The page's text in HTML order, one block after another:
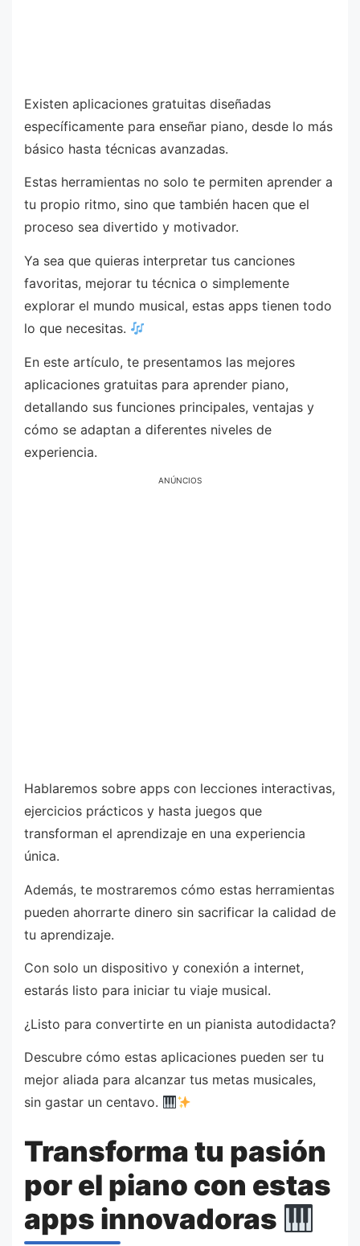
Existen aplicaciones gratuitas diseñadas
específicamente para enseñar piano, desde lo más
básico hasta técnicas avanzadas.
Estas herramientas no solo te permiten aprender a
tu propio ritmo, sino que también hacen que el
proceso sea divertido y motivador.
Ya sea que quieras interpretar tus canciones
favoritas, mejorar tu técnica o simplemente
explorar el mundo musical, estas apps tienen todo
lo que necesitas.
En este artículo, te presentamos las mejores
aplicaciones gratuitas para aprender piano,
detallando sus funciones principales, ventajas y
cómo se adaptan a diferentes niveles de
experiencia.
ANÚNCIOS
Hablaremos sobre apps con lecciones interactivas,
ejercicios prácticos y hasta juegos que
transforman el aprendizaje en una experiencia
única.
Además, te mostraremos cómo estas herramientas
pueden ahorrarte dinero sin sacrificar la calidad de
tu aprendizaje.
Con solo un dispositivo y conexión a internet,
estarás listo para iniciar tu viaje musical.
¿Listo para convertirte en un pianista autodidacta?
Descubre cómo estas aplicaciones pueden ser tu
mejor aliada para alcanzar tus metas musicales,
sin gastar un centavo.
Transforma tu pasión
por el piano con estas
apps innovadoras